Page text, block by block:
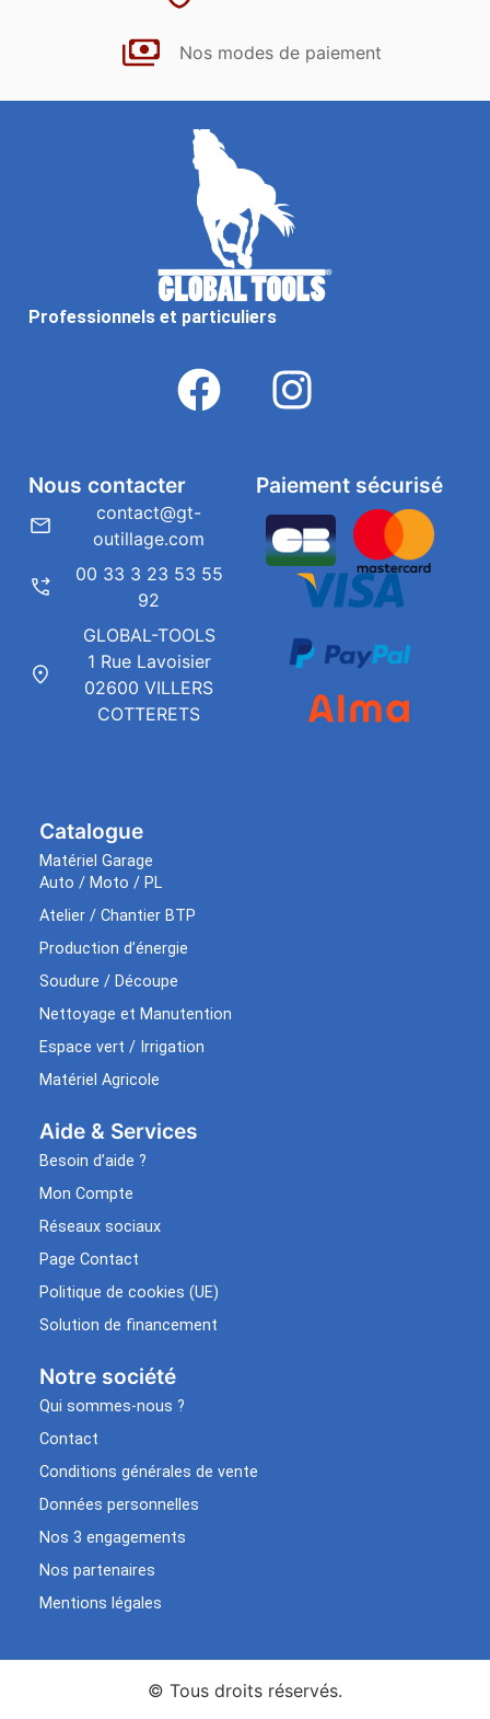
Nos modes de paiement
Professionnels et particuliers
Catalogue
Matériel Garage
Auto / Moto / PL
Atelier / Chantier BTP
Production d’énergie
Soudure / Découpe
Nettoyage et Manutention
Espace vert / Irrigation
Matériel Agricole
Aide & Services​
Besoin d’aide ?
Mon Compte
Réseaux sociaux
Page Contact
Politique de cookies (UE)
Solution de financement
Notre société
Qui sommes-nous ?
Contact
Conditions générales de vente
Données personnelles
Nos 3 engagements
Nos partenaires
Mentions légales
Paiement sécurisé
Nous contacter
contact@gt-
outillage.com
00 33 3 23 53 55
92
GLOBAL-TOOLS
1 Rue Lavoisier
02600 VILLERS
COTTERETS
© Tous droits réservés.